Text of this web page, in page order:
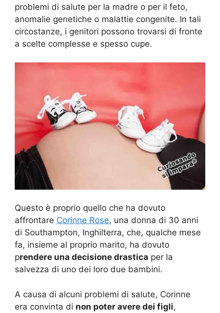
problemi di salute per la madre o per il feto,
anomalie genetiche o malattie congenite. In tali
circostanze, i genitori possono trovarsi di fronte
a scelte complesse e spesso cupe.
Questo è proprio quello che ha dovuto
affrontare Corinne Rose, una donna di 30 anni
di Southampton, Inghilterra, che, qualche mese
fa, insieme al proprio marito, ha dovuto
prendere una decisione drastica per la
salvezza di uno dei loro due bambini.
A causa di alcuni problemi di salute, Corinne
era convinta di non poter avere dei figli,